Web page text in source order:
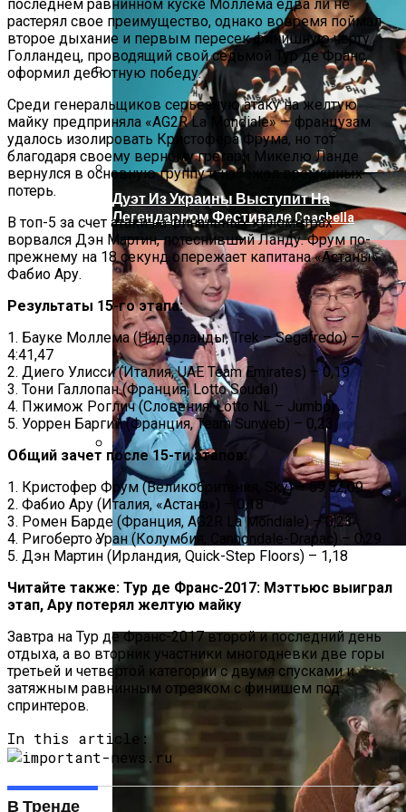
На Донбассе Во Время Тушения
Пожара Погибли Двое Военных
Под Киевом Мотоцикл Влетел В
Легковушку: Двое Погибших
Дуэт Из Украины Выступит На
Легендарном Фестивале Coachella
Пропал Скандальный Создатель
Никелодеона
последнем равнинном куске Моллема едва ли не
растерял свое преимущество, однако вовремя поймал
второе дыхание и первым пересек финишную черту.
Голландец, проводящий свой седьмой Тур де Франс,
оформил дебютную победу.
Среди генеральщиков серьезную атаку на желтую
майку предприняла «AG2R La Mondiale» — французам
удалось изолировать Кристофера Фрума, но тот
благодаря своему верному грегари Микелю Ланде
вернулся в основную группу и избежал временных
потерь.
В топ-5 за счет атаки на финальных километрах
ворвался Дэн Мартин, потеснивший Ланду. Фрум по-
прежнему на 18 секунд опережает капитана «Астаны»
Фабио Ару.
Результаты 15-го этапа:
1. Бауке Моллема (Нидерланды, Trek – Segafredo) –
4:41,47
2. Диего Улисси (Италия, UAE Team Emirates) – 0,19
3. Тони Галлопан (Франция, Lotto Soudal)
4. Пжимож Роглич (Словения, Lotto NL – Jumbo)
5. Уоррен Баргий (Франция, Team Sunweb) – 0,23
Общий зачет после 15-ти этапов:
1. Кристофер Фрум (Великобритания, Sky) – 59.52,09
2. Фабио Ару (Италия, «Астана») – 0,18
3. Ромен Барде (Франция, AG2R La Mondiale) – 0,23
4. Ригоберто Уран (Колумбия, Cannondale-Drapac) – 0,29
5. Дэн Мартин (Ирландия, Quick-Step Floors) – 1,18
Читайте также: Тур де Франс-2017: Мэттьюс выиграл
этап, Ару потерял желтую майку
Завтра на Тур де Франс-2017 второй и последний день
отдыха, а во вторник участники многодневки две горы
третьей и четвертой категории с двумя спусками и
затяжным равнинным отрезком с финишем под
спринтеров.
In this article:
В Тренде